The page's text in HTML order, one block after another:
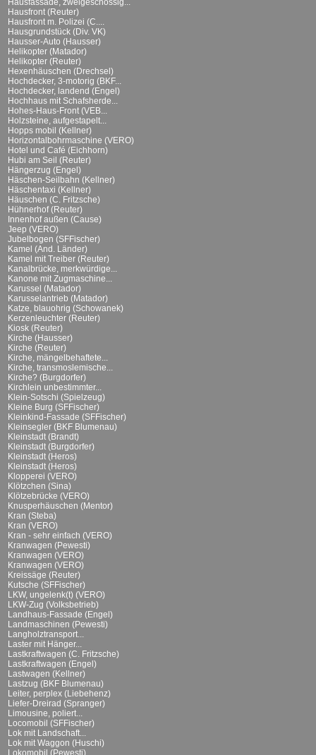
Hausfassade, zweigeschossig...
Hausfront (Reuter)
Hausfront m. Polizei (C....
Hausgrundstück (Div. VK)
Hausser-Auto (Hausser)
Helikopter (Matador)
Helikopter (Reuter)
Hexenhäuschen (Drechsel)
Hochdecker, 3-motorig (BKF...
Hochdecker, landend (Engel)
Hochhaus mit Schafsherde...
Hohes-Haus-Front (VEB...
Holzsteine, aufgestapelt...
Hopps mobil (Kellner)
Horizontalbohrmaschine (VERO)
Hotel und Café (Eichhorn)
Hubi am Seil (Reuter)
Hängerzug (Engel)
Häschen-Seilbahn (Kellner)
Häschentaxi (Kellner)
Häuschen (C. Fritzsche)
Hühnerhof (Reuter)
Innenhof außen (Cause)
Jeep (VERO)
Jubelbogen (SFFischer)
Kamel (And. Länder)
Kamel mit Treiber (Reuter)
Kanalbrücke, merkwürdige...
Kanone mit Zugmaschine...
Karussel (Matador)
Karusselantrieb (Matador)
Katze, blauohrig (Schowanek)
Kerzenleuchter (Reuter)
Kiosk (Reuter)
Kirche (Hausser)
Kirche (Reuter)
Kirche, mängelbehaftete...
Kirche, transmoslemische...
Kirche? (Burgdorfer)
Kirchlein unbestimmter...
Klein-Sotschi (Spielzeug)
Kleine Burg (SFFischer)
Kleinkind-Fassade (SFFischer)
Kleinsegler (BKF Blumenau)
Kleinstadt (Brandt)
Kleinstadt (Burgdorfer)
Kleinstadt (Heros)
Kleinstadt (Heros)
Klopperei (VERO)
Klötzchen (Sina)
Klötzebrücke (VERO)
Knusperhäuschen (Mentor)
Kran (Steba)
Kran (VERO)
Kran - sehr einfach (VERO)
Kranwagen (Pewesti)
Kranwagen (VERO)
Kranwagen (VERO)
Kreissäge (Reuter)
Kutsche (SFFischer)
LKW, ungelenk(t) (VERO)
LKW-Zug (Volksbetrieb)
Landhaus-Fassade (Engel)
Landmaschinen (Pewesti)
Langholztransport...
Laster mit Hänger...
Lastkraftwagen (C. Fritzsche)
Lastkraftwagen (Engel)
Lastwagen (Kellner)
Lastzug (BKF Blumenau)
Leiter, perplex (Liebehenz)
Liefer-Dreirad (Spranger)
Limousine, poliert...
Locomobil (SFFischer)
Lok mit Landschaft...
Lok mit Waggon (Huschi)
Lokomobil (Pewesti)